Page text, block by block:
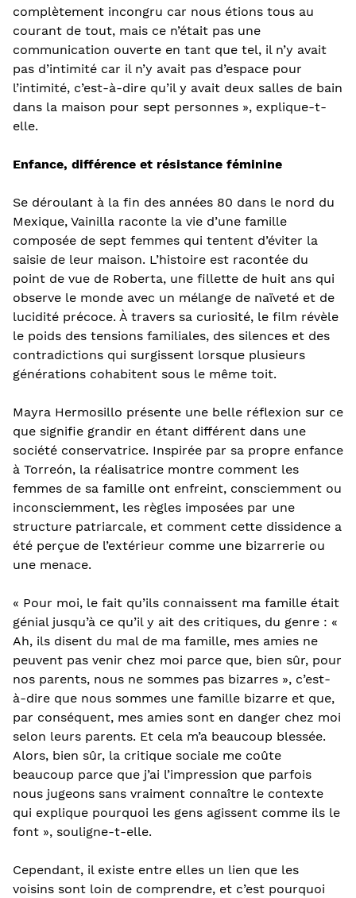
complètement incongru car nous étions tous au
courant de tout, mais ce n’était pas une
communication ouverte en tant que tel, il n’y avait
pas d’intimité car il n’y avait pas d’espace pour
l’intimité, c’est-à-dire qu’il y avait deux salles de bain
dans la maison pour sept personnes », explique-t-
elle.
Enfance, différence et résistance féminine
Se déroulant à la fin des années 80 dans le nord du
Mexique, Vainilla raconte la vie d’une famille
composée de sept femmes qui tentent d’éviter la
saisie de leur maison. L’histoire est racontée du
point de vue de Roberta, une fillette de huit ans qui
observe le monde avec un mélange de naïveté et de
lucidité précoce. À travers sa curiosité, le film révèle
le poids des tensions familiales, des silences et des
contradictions qui surgissent lorsque plusieurs
générations cohabitent sous le même toit.
Mayra Hermosillo présente une belle réflexion sur ce
que signifie grandir en étant différent dans une
société conservatrice. Inspirée par sa propre enfance
à Torreón, la réalisatrice montre comment les
femmes de sa famille ont enfreint, consciemment ou
inconsciemment, les règles imposées par une
structure patriarcale, et comment cette dissidence a
été perçue de l’extérieur comme une bizarrerie ou
une menace.
« Pour moi, le fait qu’ils connaissent ma famille était
génial jusqu’à ce qu’il y ait des critiques, du genre : «
Ah, ils disent du mal de ma famille, mes amies ne
peuvent pas venir chez moi parce que, bien sûr, pour
nos parents, nous ne sommes pas bizarres », c’est-
à-dire que nous sommes une famille bizarre et que,
par conséquent, mes amies sont en danger chez moi
selon leurs parents. Et cela m’a beaucoup blessée.
Alors, bien sûr, la critique sociale me coûte
beaucoup parce que j’ai l’impression que parfois
nous jugeons sans vraiment connaître le contexte
qui explique pourquoi les gens agissent comme ils le
font », souligne-t-elle.
Cependant, il existe entre elles un lien que les
voisins sont loin de comprendre, et c’est pourquoi